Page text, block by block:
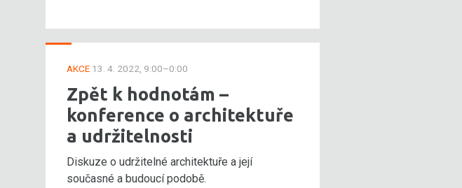
AKCE 13. 4. 2022, 9:00–0:00
Zpět k hodnotám –
konference o architektuře
a udržitelnosti
Diskuze o udržitelné architektuře a její
současné a budoucí podobě.